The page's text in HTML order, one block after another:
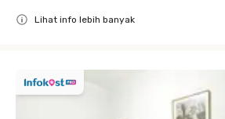
Lihat info lebih banyak